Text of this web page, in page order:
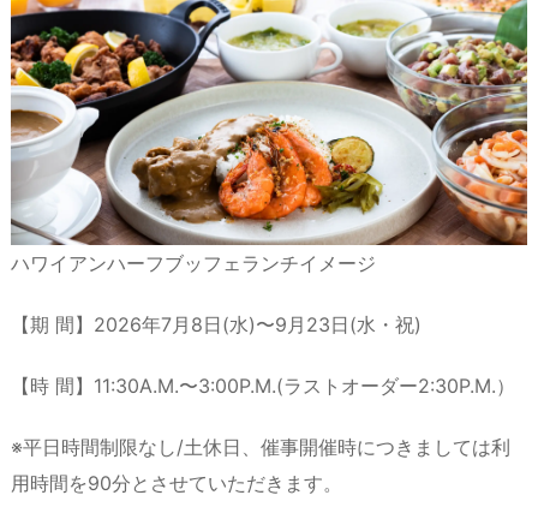
ハワイアンハーフブッフェランチイメージ
【期 間】2026年7月8日(水)〜9月23日(水・祝)
【時 間】11:30A.M.〜3:00P.M.(ラストオーダー2:30P.M.）
※平日時間制限なし/土休日、催事開催時につきましては利
用時間を90分とさせていただきます。